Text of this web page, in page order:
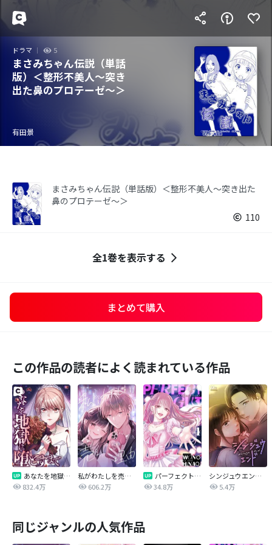
ドラマ 5
まさみちゃん伝説（単話
版）＜整形不美人～突き
出た鼻のプロテーゼ～＞
有田景
まさみちゃん伝説（単話版）＜整形不美人～突き出た
鼻のプロテーゼ～＞
110
全1巻を表示する
まとめて購入
この作品の読者によく読まれている作品
あなたを地獄に堕とすまで
832.4万
私がわたしを売る理由
606.2万
パーフェクトグリッター
34.8万
シンジュウエンド【タテヨミ】
5.4万
同じジャンルの人気作品